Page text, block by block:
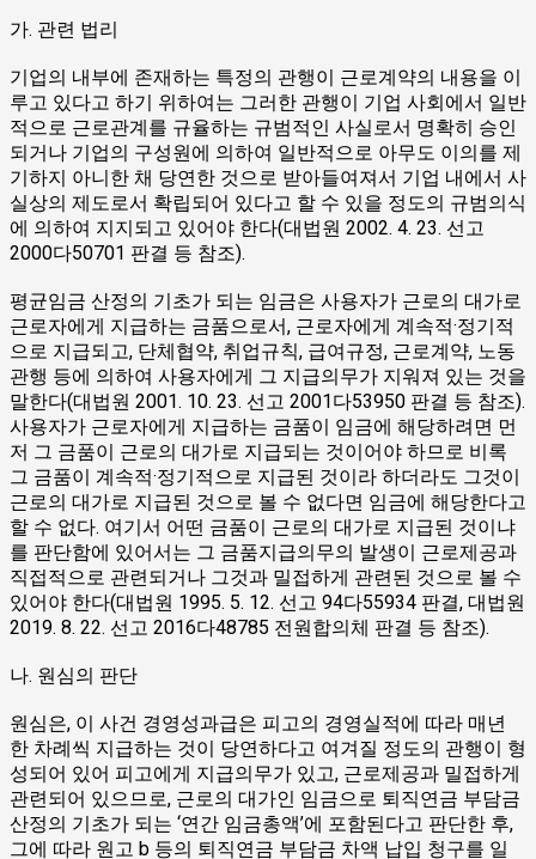
가. 관련 법리
기업의 내부에 존재하는 특정의 관행이 근로계약의 내용을 이
루고 있다고 하기 위하여는 그러한 관행이 기업 사회에서 일반
적으로 근로관계를 규율하는 규범적인 사실로서 명확히 승인
되거나 기업의 구성원에 의하여 일반적으로 아무도 이의를 제
기하지 아니한 채 당연한 것으로 받아들여져서 기업 내에서 사
실상의 제도로서 확립되어 있다고 할 수 있을 정도의 규범의식
에 의하여 지지되고 있어야 한다(대법원 2002. 4. 23. 선고
2000다50701 판결 등 참조).
평균임금 산정의 기초가 되는 임금은 사용자가 근로의 대가로
근로자에게 지급하는 금품으로서, 근로자에게 계속적·정기적
으로 지급되고, 단체협약, 취업규칙, 급여규정, 근로계약, 노동
관행 등에 의하여 사용자에게 그 지급의무가 지워져 있는 것을
말한다(대법원 2001. 10. 23. 선고 2001다53950 판결 등 참조).
사용자가 근로자에게 지급하는 금품이 임금에 해당하려면 먼
저 그 금품이 근로의 대가로 지급되는 것이어야 하므로 비록
그 금품이 계속적·정기적으로 지급된 것이라 하더라도 그것이
근로의 대가로 지급된 것으로 볼 수 없다면 임금에 해당한다고
할 수 없다. 여기서 어떤 금품이 근로의 대가로 지급된 것이냐
를 판단함에 있어서는 그 금품지급의무의 발생이 근로제공과
직접적으로 관련되거나 그것과 밀접하게 관련된 것으로 볼 수
있어야 한다(대법원 1995. 5. 12. 선고 94다55934 판결, 대법원
2019. 8. 22. 선고 2016다48785 전원합의체 판결 등 참조).
나. 원심의 판단
원심은, 이 사건 경영성과급은 피고의 경영실적에 따라 매년
한 차례씩 지급하는 것이 당연하다고 여겨질 정도의 관행이 형
성되어 있어 피고에게 지급의무가 있고, 근로제공과 밀접하게
관련되어 있으므로, 근로의 대가인 임금으로 퇴직연금 부담금
산정의 기초가 되는 ‘연간 임금총액’에 포함된다고 판단한 후,
그에 따라 원고 b 등의 퇴직연금 부담금 차액 납입 청구를 일